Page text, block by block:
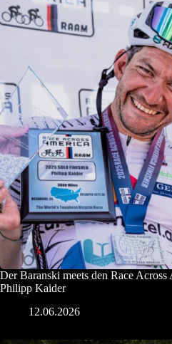
Der Baranski meets den Race
Philipp Kaider
12.06.2026